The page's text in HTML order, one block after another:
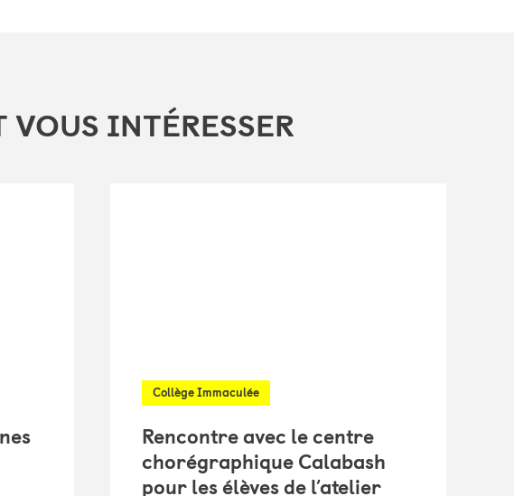
INTÉRESSER
Collège Immaculée
Rencontre avec le centre
chorégraphique Calabash
pour les élèves de l’atelier